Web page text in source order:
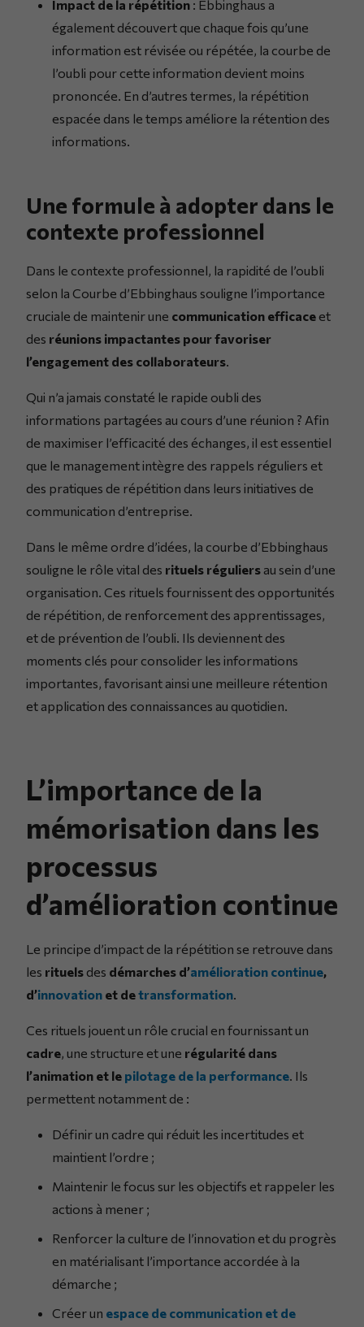
Impact de la répétition : Ebbinghaus a
également découvert que chaque fois qu’une
information est révisée ou répétée, la courbe de
l’oubli pour cette information devient moins
prononcée. En d’autres termes, la répétition
espacée dans le temps améliore la rétention des
informations.
Une formule à adopter dans le
contexte professionnel
Dans le contexte professionnel, la rapidité de l’oubli
selon la Courbe d’Ebbinghaus souligne l’importance
cruciale de maintenir une communication efficace et
des réunions impactantes pour favoriser
l’engagement des collaborateurs.
Qui n’a jamais constaté le rapide oubli des
informations partagées au cours d’une réunion ? Afin
de maximiser l’efficacité des échanges, il est essentiel
que le management intègre des rappels réguliers et
des pratiques de répétition dans leurs initiatives de
communication d’entreprise.
Dans le même ordre d’idées, la courbe d’Ebbinghaus
souligne le rôle vital des rituels réguliers au sein d’une
organisation. Ces rituels fournissent des opportunités
de répétition, de renforcement des apprentissages,
et de prévention de l’oubli. Ils deviennent des
moments clés pour consolider les informations
importantes, favorisant ainsi une meilleure rétention
et application des connaissances au quotidien.
L’importance de la
mémorisation dans les
processus
d’amélioration continue
Le principe d’impact de la répétition se retrouve dans
les rituels des démarches d’amélioration continue,
d’innovation et detransformation.
Ces rituels jouent un rôle crucial en fournissant un
cadre, une structure et une régularité dans
l’animation et le pilotage de la performance. Ils
permettent notamment de :
Définir un cadre qui réduit les incertitudes et
maintient l’ordre ;
Maintenir le focus sur les objectifs et rappeler les
actions à mener ;
Renforcer la culture de l’innovation et du progrès
en matérialisant l’importance accordée à la
démarche ;
Créer un espace de communication et de